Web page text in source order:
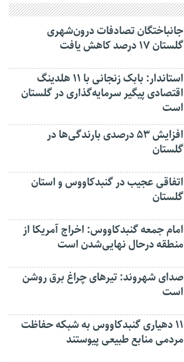
جانباختگان تصادفات درون‌شهری
گلستان ۱۷ درصد کاهش یافت
استاندار: بابک زنجانی با ۱۱ هلدینگ
اقتصادی پیگیر سرمایه‌گذاری در گلستان
است
افزایش ۵۳ درصدی بارندگی‌ها در
گلستان
اتفاقی عجیب در‌ گنبدکاووس و استان
گلستان
امام جمعه گنبدکاووس: اخراج آمریکا از
منطقه درحال نهایی‌شدن است
صدای شهروند: تیرهای چراغ برق روشن
است
۱۱ دهیاری گنبدکاووس به شبکه حفاظت
مردمی منابع طبیعی پیوستند